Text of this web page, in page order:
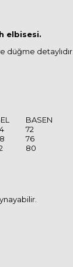
elbisesi.
düğme detaylıdır.
BASEN
72
76
80